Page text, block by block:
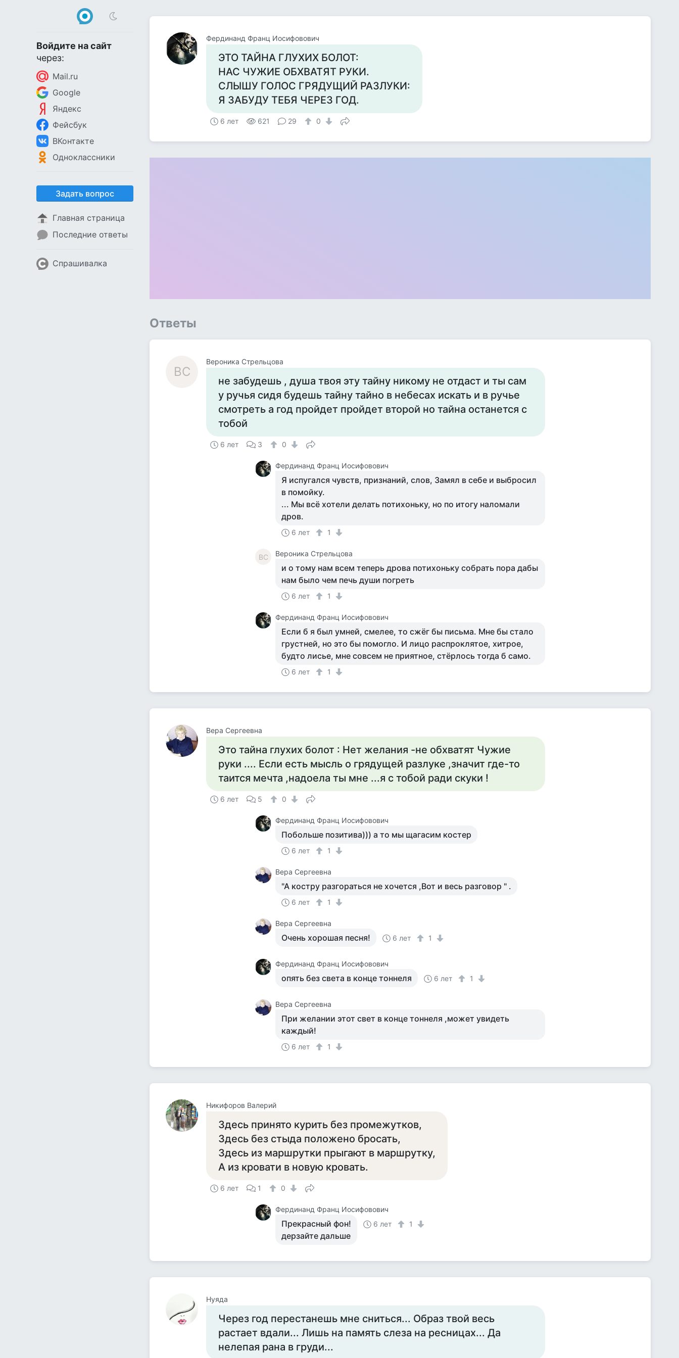
Войдите на сайт
через:
Mail.ru
Google
Яндекс
Фейсбук
ВКонтакте
Одноклассники
Задать вопрос
Главная страница
Последние ответы
Спрашивалка
Фердинанд Франц Иосифовович
ЭТО ТАЙНА ГЛУХИХ БОЛОТ:
НАС ЧУЖИЕ ОБХВАТЯТ РУКИ.
СЛЫШУ ГОЛОС ГРЯДУЩИЙ РАЗЛУКИ:
Я ЗАБУДУ ТЕБЯ ЧЕРЕЗ ГОД.
6 лет 621 29 0
Ответы
ВС
Вероника Стрельцова
не забудешь , душа твоя эту тайну никому не отдаст и ты сам
у ручья сидя будешь тайну тайно в небесах искать и в ручье
смотреть а год пройдет пройдет второй но тайна останется с
тобой
6 лет 3 0
Фердинанд Франц Иосифовович
Я испугался чувств, признаний, слов, Замял в себе и выбросил
в помойку.
... Мы всё хотели делать потихоньку, но по итогу наломали
дров.
6 лет 1
ВС Вероника Стрельцова
и о тому нам всем теперь дрова потихоньку собрать пора дабы
нам было чем печь души погреть
6 лет 1
Фердинанд Франц Иосифовович
Если б я был умней, смелее, то сжёг бы письма. Мне бы стало
грустней, но это бы помогло. И лицо распроклятое, хитрое,
будто лисье, мне совсем не приятное, стёрлось тогда б само.
6 лет 1
Вера Сергеевна
Это тайна глухих болот : Нет желания -не обхватят Чужие
руки .... Если есть мысль о грядущей разлуке ,значит где-то
таится мечта ,надоела ты мне ...я с тобой ради скуки !
6 лет 5 0
Фердинанд Франц Иосифовович
Побольше позитива))) а то мы щагасим костер
6 лет 1
Вера Сергеевна
"А костру разгораться не хочется ,Вот и весь разговор " .
6 лет 1
Вера Сергеевна
Очень хорошая песня! 6 лет 1
Фердинанд Франц Иосифовович
опять без света в конце тоннеля 6 лет 1
Вера Сергеевна
При желании этот свет в конце тоннеля ,может увидеть
каждый!
6 лет 1
Никифоров Валерий
Здесь принято курить без промежутков,
Здесь без стыда положено бросать,
Здесь из маршрутки прыгают в маршрутку,
А из кровати в новую кровать.
6 лет 1 0
Фердинанд Франц Иосифовович
Прекрасный фон!
дерзайте дальше
6 лет 1
Нуяда
Через год перестанешь мне сниться... Образ твой весь
растает вдали... Лишь на память слеза на ресницах... Да
нелепая рана в груди...